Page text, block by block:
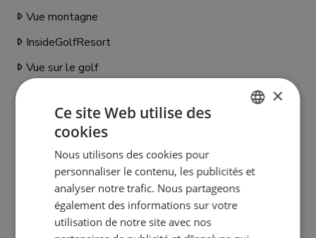
Vue montagne
InsideGolfResort
Vue sur le golf
Piscine climatisée
Climatisation individuelle
CentralHeatingByRadiators
Volets de sécurité
×
Ce site Web utilise des
cookies
Nous utilisons des cookies pour
personnaliser le contenu, les publicités et
analyser notre trafic. Nous partageons
également des informations sur votre
utilisation de notre site avec nos